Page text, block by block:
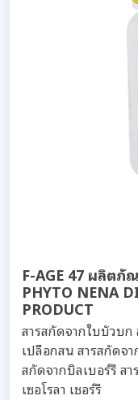
F-AGE 47 ผลิตภั
PHYTO NENA
PRODUCT
สารสกัดจากใบบัวบก
เปลือกสน สารสกัดจ
สกัดจากบิลเบอร์รี ส
เซอโรลา เชอร์รี